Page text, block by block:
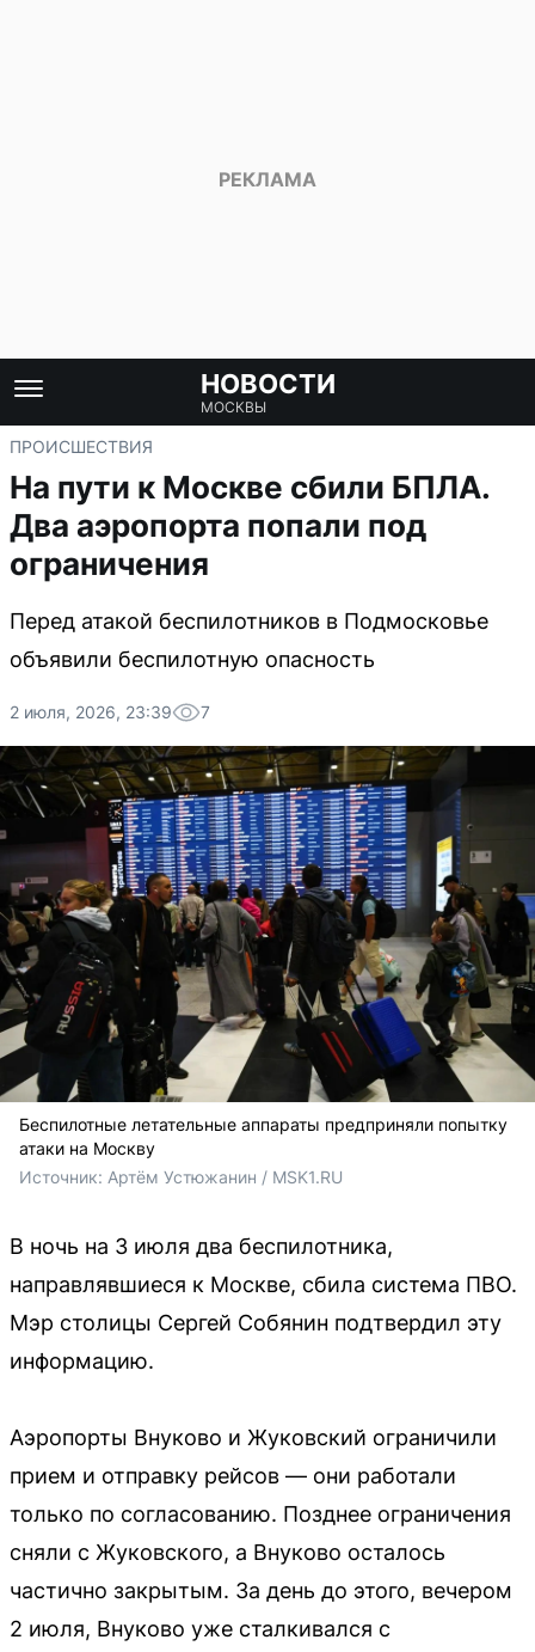
НОВОСТИ
МОСКВЫ
ПРОИСШЕСТВИЯ
На пути к Москве сбили БПЛА.
Два аэропорта попали под
ограничения
Перед атакой беспилотников в Подмосковье
объявили беспилотную опасность
2 июля, 2026, 23:39 7
Беспилотные летательные аппараты предприняли попытку
атаки на Москву
Источник: Артём Устюжанин / MSK1.RU
В ночь на 3 июля два беспилотника,
направлявшиеся к Москве, сбила система ПВО.
Мэр столицы Сергей Собянин подтвердил эту
информацию.
Аэропорты Внуково и Жуковский ограничили
прием и отправку рейсов — они работали
только по согласованию. Позднее ограничения
сняли с Жуковского, а Внуково осталось
частично закрытым. За день до этого, вечером
2 июля, Внуково уже сталкивался с